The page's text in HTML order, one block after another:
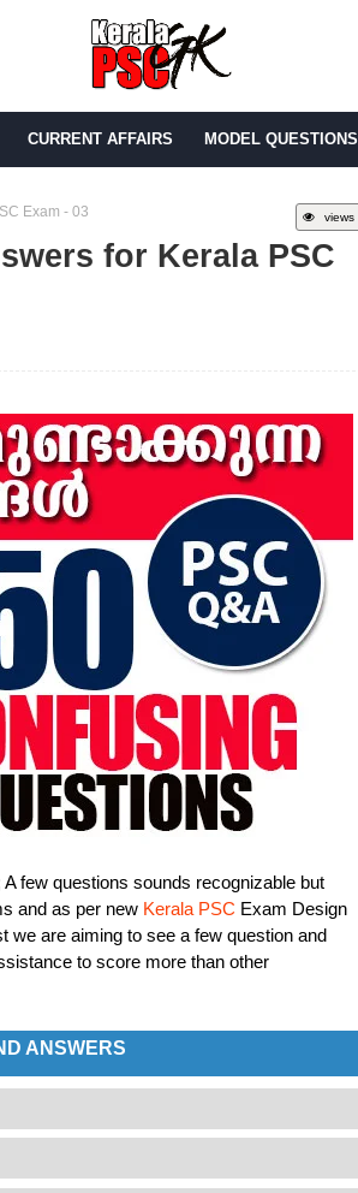
CURRENT AFFAIRS MODEL QUESTIONS
views
Exam - 03
for Kerala PSC
few questions sounds recognizable but
and as per new Kerala PSC Exam Design
we are aiming to see a few question and
to score more than other
ANSWERS